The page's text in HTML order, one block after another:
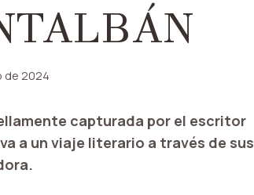
de 2024
capturada por el escritor
a un viaje literario a través de sus